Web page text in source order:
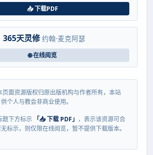
📥 下载PDF
365天灵修 约翰·麦克阿瑟
🌐 在线阅览
页面资源版权归原出版机构与作者所有，本站
个人与教会非商业使用。
题下方标示 「📥 下载 PDF」 ，表示该资源可合
标示，则仅限在线阅览，暂不提供下载版本。